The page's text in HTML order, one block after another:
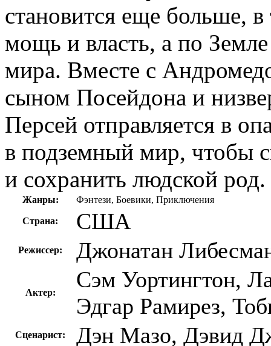
становится еще больше, в
мощь и власть, а по
мира. Вместе с
сыном Посейдона и
Персей отправляется в
в подземный мир, чтобы
и сохранить людской род.
Жанры: Фэнтези, Боевики, Приключения
Страна: США
Режиссер: Джонатан
Актер:
Сэм Уортингтон,
Эдгар Рамирез,
Сценарист: Дэн Мазо, Дэвид